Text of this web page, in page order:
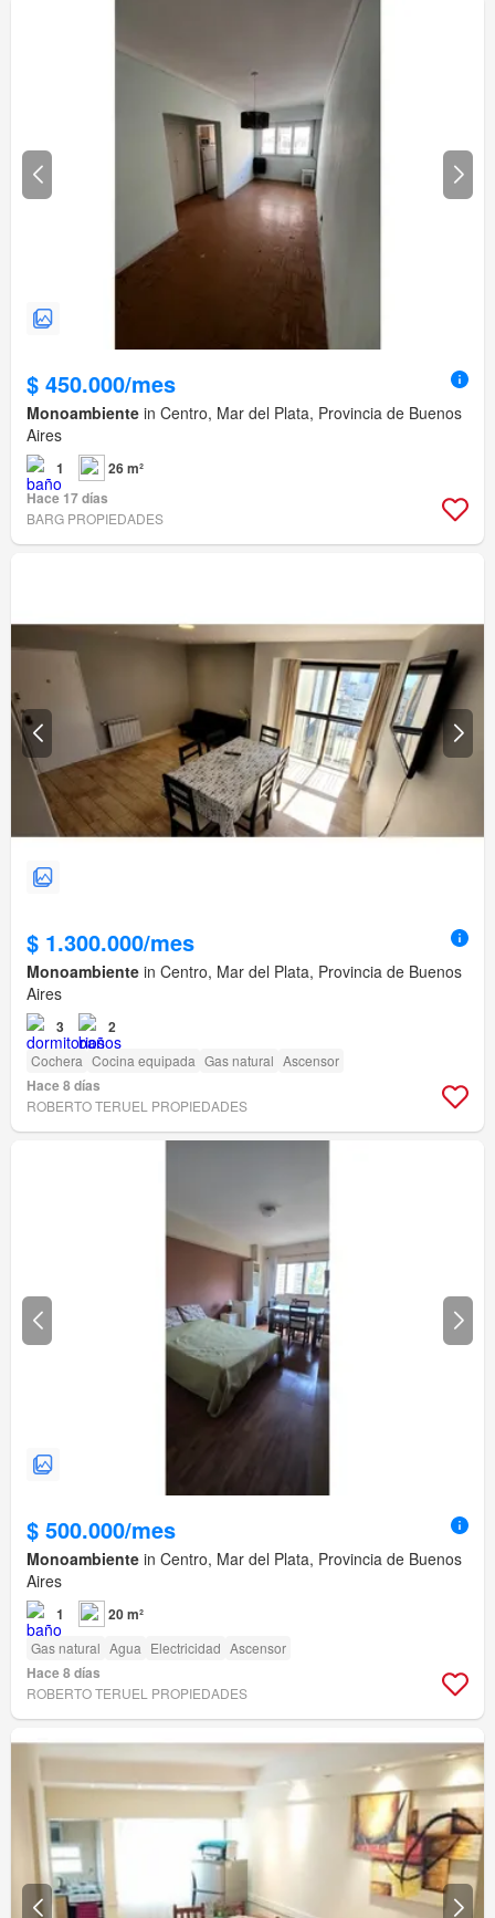
$ 450.000/mes
Monoambiente in Centro, Mar del Plata, Provincia de Buenos
Aires
1
26 m²
Hace 17 días
BARG PROPIEDADES
$ 1.300.000/mes
Monoambiente in Centro, Mar del Plata, Provincia de Buenos
Aires
3 2
Cochera Cocina equipada Gas natural Ascensor
Hace 8 días
ROBERTO TERUEL PROPIEDADES
$ 500.000/mes
Monoambiente in Centro, Mar del Plata, Provincia de Buenos
Aires
1 20 m²
Gas natural Agua Electricidad Ascensor
Hace 8 días
ROBERTO TERUEL PROPIEDADES